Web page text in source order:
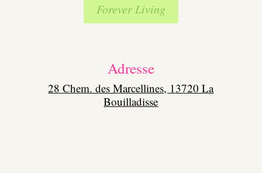
Forever Living
Adresse
28 Chem. des Marcellines, 13720 La
Bouilladisse